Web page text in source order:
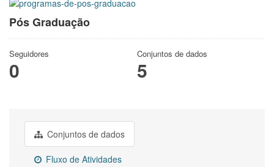
Pós Graduação
Seguidores
0
Conjuntos de dados
5
Conjuntos de dados
Fluxo de Atividades